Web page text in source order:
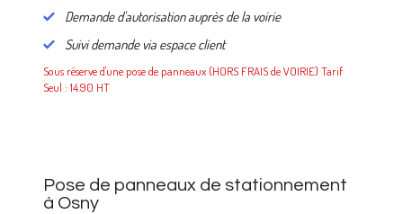
Demande d'autorisation auprès de la voirie
Suivi demande via espace client
Sous réserve d'une pose de panneaux (HORS FRAIS de VOIRIE) Tarif
Seul : 14.90 HT
Pose de panneaux de stationnement
à Osny